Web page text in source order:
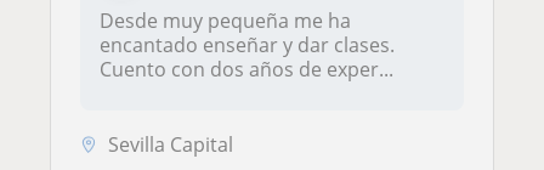
Desde muy pequeña me ha
encantado enseñar y dar clases.
Cuento con dos años de exper...
Sevilla Capital